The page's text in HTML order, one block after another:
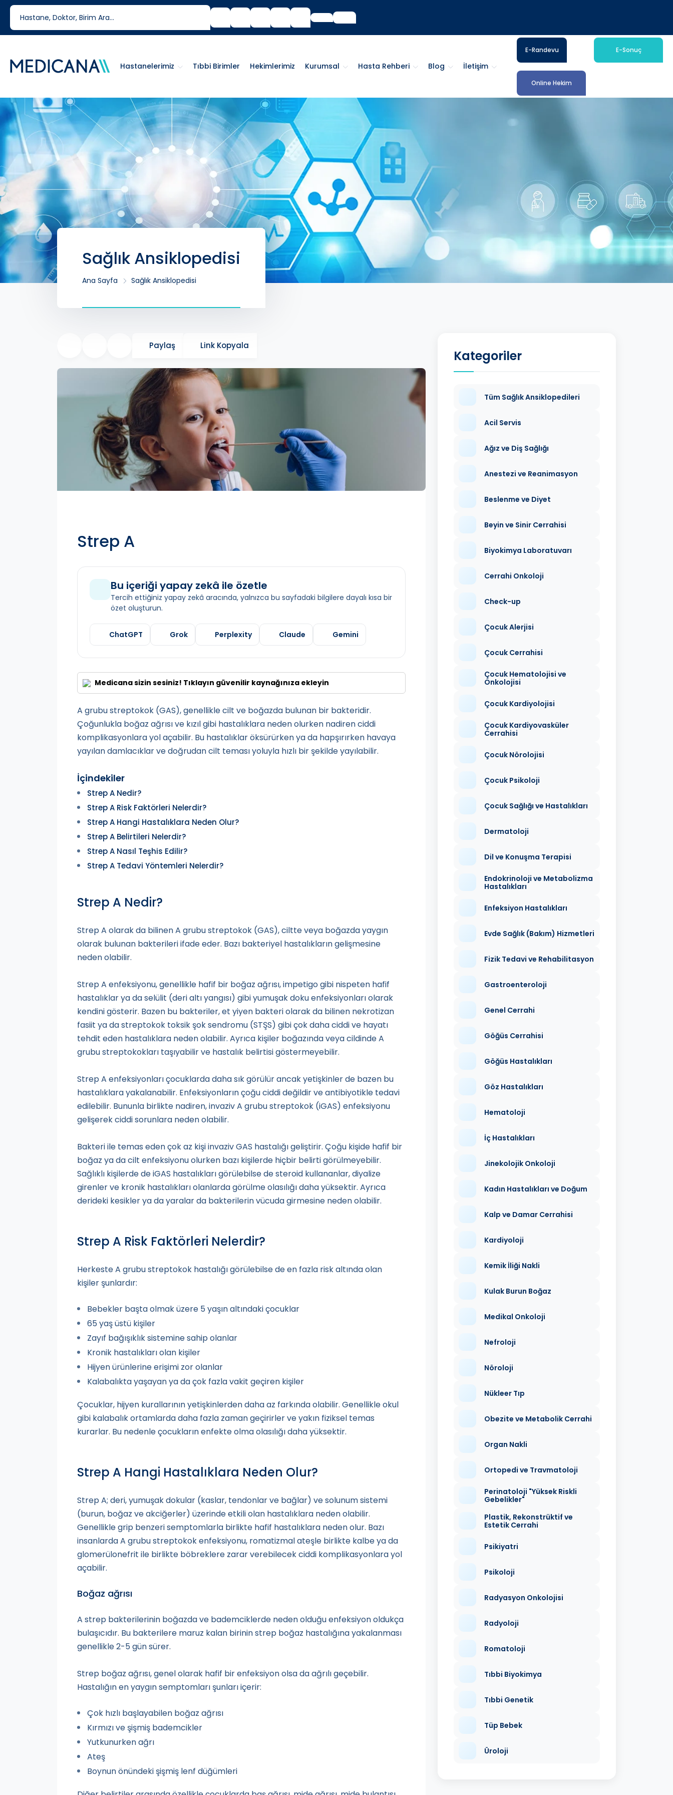
444 6 334
Tıbbi Birimler Hekimlerimiz Kurumsal Hasta Rehberi Blog İletişim
Hastanelerimiz
E-Randevu E-Sonuç
Online Hekim
Sağlık Ansiklopedisi
Ana Sayfa Sağlık Ansiklopedisi
Paylaş Link Kopyala
Strep A
Bu içeriği yapay zekâ ile özetle
Tercih ettiğiniz yapay zekâ aracında, yalnızca bu sayfadaki bilgilere dayalı kısa bir
özet oluşturun.
ChatGPT Grok Perplexity Claude Gemini
Medicana sizin sesiniz! Tıklayın güvenilir kaynağınıza ekleyin
A grubu streptokok (GAS), genellikle cilt ve boğazda bulunan bir bakteridir.
Çoğunlukla boğaz ağrısı ve kızıl gibi hastalıklara neden olurken nadiren ciddi
komplikasyonlara yol açabilir. Bu hastalıklar öksürürken ya da hapşırırken havaya
yayılan damlacıklar ve doğrudan cilt teması yoluyla hızlı bir şekilde yayılabilir.
İçindekiler
Strep A Nedir?
Strep A Risk Faktörleri Nelerdir?
Strep A Hangi Hastalıklara Neden Olur?
Strep A Belirtileri Nelerdir?
Strep A Nasıl Teşhis Edilir?
Strep A Tedavi Yöntemleri Nelerdir?
Strep A Nedir?
Strep A olarak da bilinen A grubu streptokok (GAS), ciltte veya boğazda yaygın
olarak bulunan bakterileri ifade eder. Bazı bakteriyel hastalıkların gelişmesine
neden olabilir.
Strep A enfeksiyonu, genellikle hafif bir boğaz ağrısı, impetigo gibi nispeten hafif
hastalıklar ya da selülit (deri altı yangısı) gibi yumuşak doku enfeksiyonları olarak
kendini gösterir. Bazen bu bakteriler, et yiyen bakteri olarak da bilinen nekrotizan
fasiit ya da streptokok toksik şok sendromu (STŞS) gibi çok daha ciddi ve hayatı
tehdit eden hastalıklara neden olabilir. Ayrıca kişiler boğazında veya cildinde A
grubu streptokokları taşıyabilir ve hastalık belirtisi göstermeyebilir.
Strep A enfeksiyonları çocuklarda daha sık görülür ancak yetişkinler de bazen bu
hastalıklara yakalanabilir. Enfeksiyonların çoğu ciddi değildir ve antibiyotikle tedavi
edilebilir. Bununla birlikte nadiren, invaziv A grubu streptokok (iGAS) enfeksiyonu
gelişerek ciddi sorunlara neden olabilir.
Bakteri ile temas eden çok az kişi invaziv GAS hastalığı geliştirir. Çoğu kişide hafif bir
boğaz ya da cilt enfeksiyonu olurken bazı kişilerde hiçbir belirti görülmeyebilir.
Sağlıklı kişilerde de iGAS hastalıkları görülebilse de steroid kullananlar, diyalize
girenler ve kronik hastalıkları olanlarda görülme olasılığı daha yüksektir. Ayrıca
derideki kesikler ya da yaralar da bakterilerin vücuda girmesine neden olabilir.
Strep A Risk Faktörleri Nelerdir?
Herkeste A grubu streptokok hastalığı görülebilse de en fazla risk altında olan
kişiler şunlardır:
Bebekler başta olmak üzere 5 yaşın altındaki çocuklar
65 yaş üstü kişiler
Zayıf bağışıklık sistemine sahip olanlar
Kronik hastalıkları olan kişiler
Hijyen ürünlerine erişimi zor olanlar
Kalabalıkta yaşayan ya da çok fazla vakit geçiren kişiler
Çocuklar, hijyen kurallarının yetişkinlerden daha az farkında olabilir. Genellikle okul
gibi kalabalık ortamlarda daha fazla zaman geçirirler ve yakın fiziksel temas
kurarlar. Bu nedenle çocukların enfekte olma olasılığı daha yüksektir.
Strep A Hangi Hastalıklara Neden Olur?
Strep A; deri, yumuşak dokular (kaslar, tendonlar ve bağlar) ve solunum sistemi
(burun, boğaz ve akciğerler) üzerinde etkili olan hastalıklara neden olabilir.
Genellikle grip benzeri semptomlarla birlikte hafif hastalıklara neden olur. Bazı
insanlarda A grubu streptokok enfeksiyonu, romatizmal ateşle birlikte kalbe ya da
glomerülonefrit ile birlikte böbreklere zarar verebilecek ciddi komplikasyonlara yol
açabilir.
Boğaz ağrısı
A strep bakterilerinin boğazda ve bademciklerde neden olduğu enfeksiyon oldukça
bulaşıcıdır. Bu bakterilere maruz kalan birinin strep boğaz hastalığına yakalanması
genellikle 2-5 gün sürer.
Strep boğaz ağrısı, genel olarak hafif bir enfeksiyon olsa da ağrılı geçebilir.
Hastalığın en yaygın semptomları şunları içerir:
Çok hızlı başlayabilen boğaz ağrısı
Kırmızı ve şişmiş bademcikler
Yutkunurken ağrı
Ateş
Boynun önündeki şişmiş lenf düğümleri
Kategoriler
Tüm Sağlık Ansiklopedileri
Acil Servis
Ağız ve Diş Sağlığı
Anestezi ve Reanimasyon
Beslenme ve Diyet
Beyin ve Sinir Cerrahisi
Biyokimya Laboratuvarı
Cerrahi Onkoloji
Check-up
Çocuk Alerjisi
Çocuk Cerrahisi
Çocuk Hematolojisi ve
Onkolojisi
Çocuk Kardiyolojisi
Çocuk Kardiyovasküler
Cerrahisi
Çocuk Nörolojisi
Çocuk Psikoloji
Çocuk Sağlığı ve Hastalıkları
Dermatoloji
Dil ve Konuşma Terapisi
Endokrinoloji ve Metabolizma
Hastalıkları
Enfeksiyon Hastalıkları
Evde Sağlık (Bakım) Hizmetleri
Fizik Tedavi ve Rehabilitasyon
Gastroenteroloji
Genel Cerrahi
Göğüs Cerrahisi
Göğüs Hastalıkları
Göz Hastalıkları
Hematoloji
İç Hastalıkları
Jinekolojik Onkoloji
Kadın Hastalıkları ve Doğum
Kalp ve Damar Cerrahisi
Kardiyoloji
Kemik İliği Nakli
Kulak Burun Boğaz
Medikal Onkoloji
Nefroloji
Nöroloji
Nükleer Tıp
Obezite ve Metabolik Cerrahi
Organ Nakli
Ortopedi ve Travmatoloji
Perinatoloji "Yüksek Riskli
Gebelikler"
Plastik, Rekonstrüktif ve
Estetik Cerrahi
Psikiyatri
Psikoloji
Radyasyon Onkolojisi
Radyoloji
Romatoloji
Tıbbi Biyokimya
Tıbbi Genetik
Tüp Bebek
Üroloji